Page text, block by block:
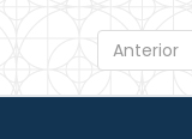
Anterior